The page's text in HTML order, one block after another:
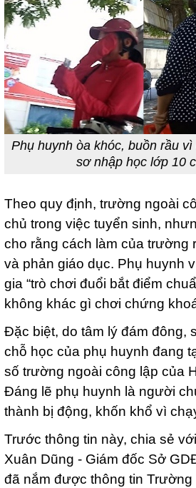
Phụ huynh òa khóc, buồn rầu
sơ nhập học lớp 10
Theo quy định, trường ngoài
chủ trong việc tuyển sinh,
cho rằng cách làm của trường
và phản giáo dục. Phụ huynh
gia “trò chơi đuổi bắt điểm
không khác gì chơi chứng
Đặc biệt, do tâm lý đám đông,
chỗ học của phụ huynh đang
số trường ngoài công lập của
Đáng lẽ phụ huynh là người
thành bị động, khốn khổ vì
Trước thông tin này, chia sẻ
Xuân Dũng - Giám đốc Sở
đã nắm được thông tin Trường